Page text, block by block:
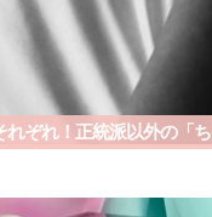
れぞれ！正統派以外の「